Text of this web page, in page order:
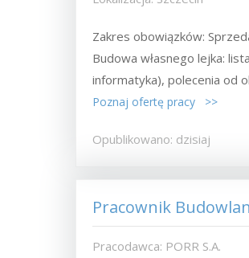
Zakres obowiązków:
Budowa własnego lejka:
informatyka), polecenia od
Poznaj ofertę pracy >>
Opublikowano: dzisiaj
Pracownik
Pracodawca: PORR S.A.